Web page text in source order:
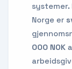
systemer.
Norge er
000 NOK